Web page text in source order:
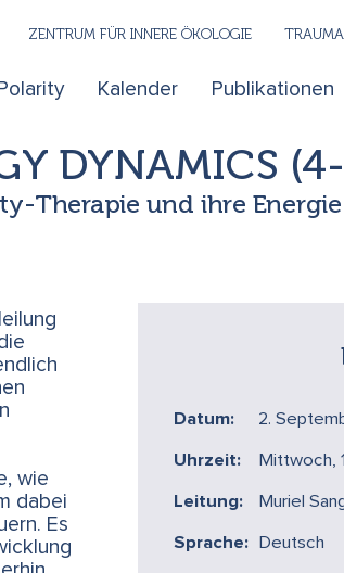
Polarity Kalender Publikationen
ZENTRUM FÜR INNERE ÖKOLOGIE
DYNAMICS
Therapie und ihre
Datum: 2.
Uhrzeit: Mittwoch,
Leitung: Muriel
Sprache: Deutsch
wie
dabei
Es